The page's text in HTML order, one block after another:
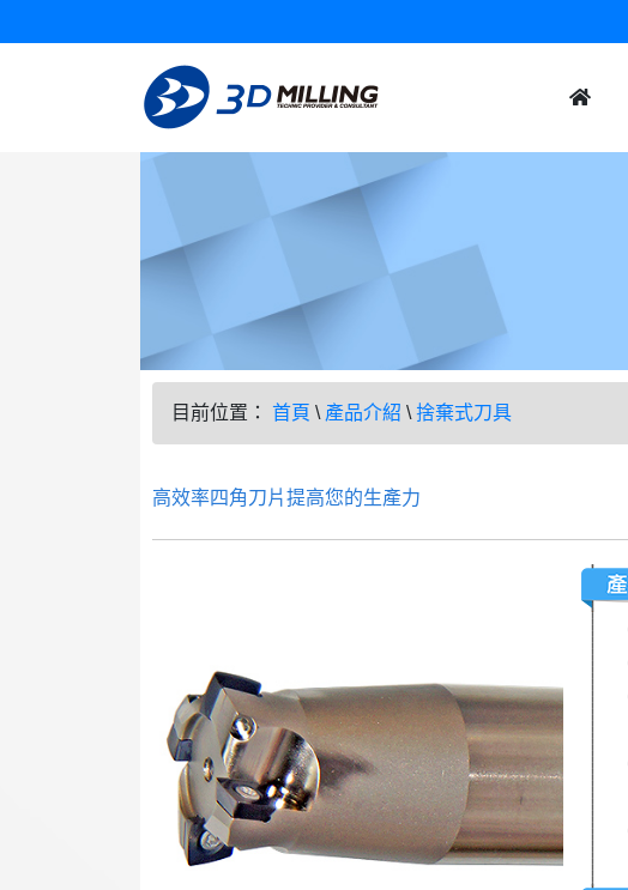
目前位置： 首頁 \ 產品介紹 \ 捨棄式刀具
高效率四角刀片提高您的生產力